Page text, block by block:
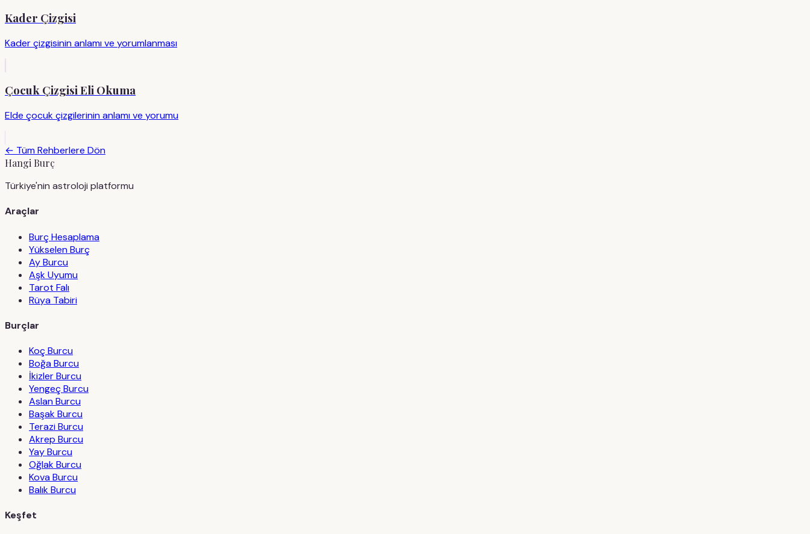
Kader Çizgisi
Kader çizgisinin anlamı ve yorumlanması
Çocuk Çizgisi Eli Okuma
Elde çocuk çizgilerinin anlamı ve yorumu
← Tüm Rehberlere Dön
Hangi Burç
Türkiye'nin astroloji platformu
Araçlar
Burç Hesaplama
Yükselen Burç
Ay Burcu
Aşk Uyumu
Tarot Falı
Rüya Tabiri
Burçlar
Koç Burcu
Boğa Burcu
İkizler Burcu
Yengeç Burcu
Aslan Burcu
Başak Burcu
Terazi Burcu
Akrep Burcu
Yay Burcu
Oğlak Burcu
Kova Burcu
Balık Burcu
Keşfet